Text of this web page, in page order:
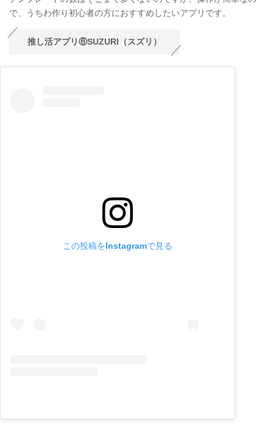
で、うちわ作り初心者の方におすすめしたいアプリです。
推し活アプリ⑥SUZURI（スズリ）
この投稿をInstagramで見る